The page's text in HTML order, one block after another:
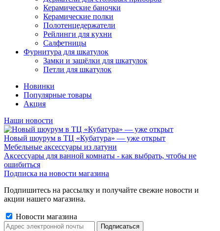
Керамические баночки
Керамические полки
Полотенцедержатели
Рейлинги для кухни
Салфетницы
Фурнитура для шкатулок
Замки и защёлки для шкатулок
Петли для шкатулок
Новинки
Популярные товары
Акция
Наши новости
Новый шоурум в ТЦ «Кубатура» — уже открыт
Мебельные аксессуары из латуни
Аксессуары для ванной комнаты - как выбрать, чтобы не
ошибиться
Подписка на новости магазина
Подпишитесь на рассылку и получайте свежие новости и
акции нашего магазина.
Новости магазина